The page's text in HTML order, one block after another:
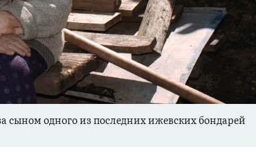
одного из последних ижевских бондарей